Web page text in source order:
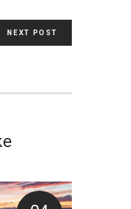
NEXT POST